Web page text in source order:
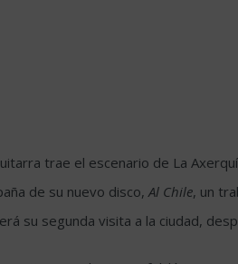
trae el escenario de La
de su nuevo disco,Al Chile, un
su segunda visita a la ciudad,